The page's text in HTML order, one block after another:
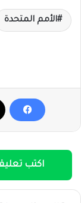
الأمم المتحدة
اكتب